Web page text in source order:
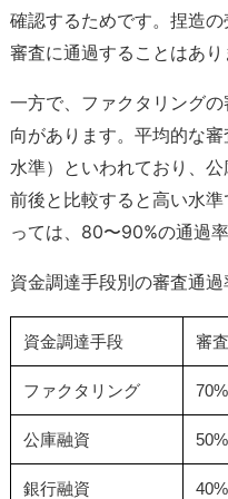
確認するためです。捏造の
審査に通過することはあり
一方で、ファクタリング
向があります。平均的な
水準）といわれており、
前後と比較すると高い水
っては、80〜90%の通過
資金調達手段別の審査通過
資金調達手段 審
ファクタリング
公庫融資
銀行融資